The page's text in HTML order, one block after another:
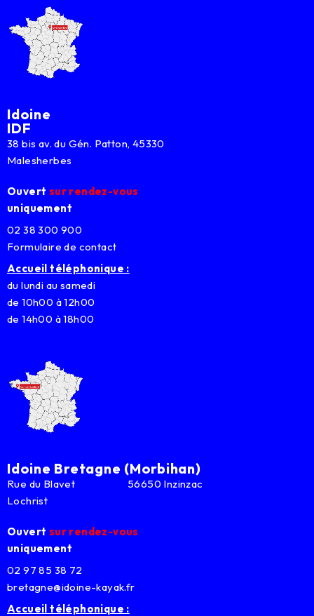
Idoine
IDF
38 bis av. du Gén. Patton, 45330
Malesherbes
Ouvert sur rendez-vous
uniquement
02 38 300 900
Formulaire de contact
Accueil téléphonique :
du lundi au samedi
de 10h00 à 12h00
de 14h00 à 18h00
Idoine Bretagne (Morbihan)
Rue du Blavet 56650 Inzinzac
Lochrist
Ouvert sur rendez-vous
uniquement
02 97 85 38 72
bretagne@idoine-kayak.fr
Accueil téléphonique :